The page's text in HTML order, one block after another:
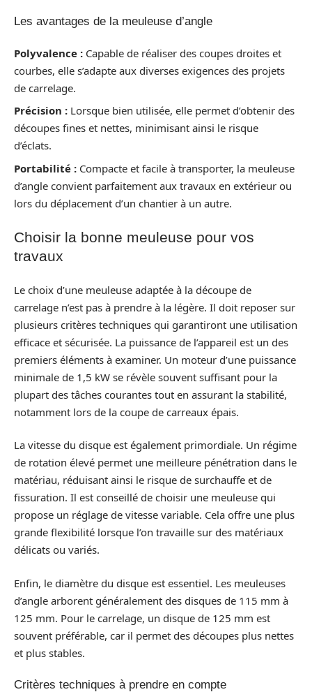
Les avantages de la meuleuse d’angle
Polyvalence : Capable de réaliser des coupes droites et
courbes, elle s’adapte aux diverses exigences des projets
de carrelage.
Précision : Lorsque bien utilisée, elle permet d’obtenir des
découpes fines et nettes, minimisant ainsi le risque
d’éclats.
Portabilité : Compacte et facile à transporter, la meuleuse
d’angle convient parfaitement aux travaux en extérieur ou
lors du déplacement d’un chantier à un autre.
Choisir la bonne meuleuse pour vos
travaux
Le choix d’une meuleuse adaptée à la découpe de
carrelage n’est pas à prendre à la légère. Il doit reposer sur
plusieurs critères techniques qui garantiront une utilisation
efficace et sécurisée. La puissance de l’appareil est un des
premiers éléments à examiner. Un moteur d’une puissance
minimale de 1,5 kW se révèle souvent suffisant pour la
plupart des tâches courantes tout en assurant la stabilité,
notamment lors de la coupe de carreaux épais.
La vitesse du disque est également primordiale. Un régime
de rotation élevé permet une meilleure pénétration dans le
matériau, réduisant ainsi le risque de surchauffe et de
fissuration. Il est conseillé de choisir une meuleuse qui
propose un réglage de vitesse variable. Cela offre une plus
grande flexibilité lorsque l’on travaille sur des matériaux
délicats ou variés.
Enfin, le diamètre du disque est essentiel. Les meuleuses
d’angle arborent généralement des disques de 115 mm à
125 mm. Pour le carrelage, un disque de 125 mm est
souvent préférable, car il permet des découpes plus nettes
et plus stables.
Critères techniques à prendre en compte